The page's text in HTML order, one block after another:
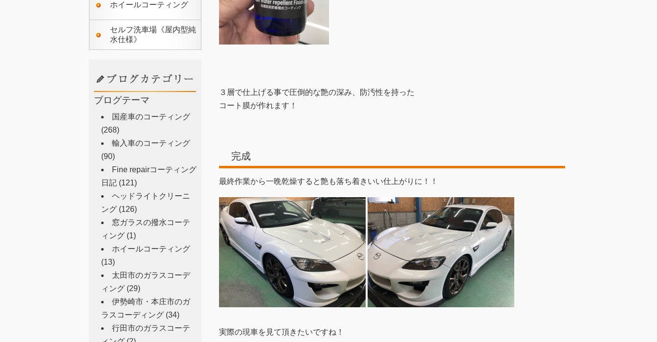
ホイールコーティング
セルフ洗車場《屋内型純
水仕様》
ブログテーマ
国産車のコーティング
(268)
輸入車のコーティング
(90)
Fine repairコーティング
日記 (121)
ヘッドライトクリーニ
ング (126)
窓ガラスの撥水コーテ
ィング (1)
ホイールコーティング
(13)
太田市のガラスコーデ
ィング (29)
伊勢崎市・本庄市のガ
ラスコーディング (34)
行田市のガラスコーテ
３層で仕上げる事で圧倒的な艶の深み、防汚性を持った
コート膜が作れます！
完成
最終作業から一晩乾燥すると艶も落ち着きいい仕上がりに！！
実際の現車を見て頂きたいですね！